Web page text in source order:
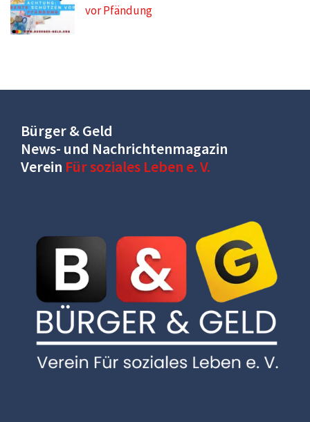
vor Pfändung
Bürger & Geld
News- und Nachrichtenmagazin
Verein Für soziales Leben e. V.